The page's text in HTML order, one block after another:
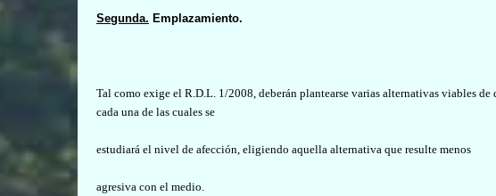
Segunda. Emplazamiento.
Tal como exige el R.D.L. 1/2008, deberán plantearse varias alternativas viables
cada una de las cuales se
estudiará el nivel de afección, eligiendo aquella alternativa que resulte menos
agresiva con el medio.